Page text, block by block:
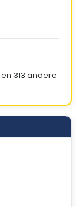
en 313 andere